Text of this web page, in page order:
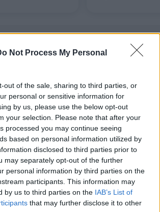
Not Process My Personal
out of the sale, sharing to third parties, or
personal or sensitive information for
by us, please use the below opt-out
your selection. Please note that after your
processed you may continue seeing
based on personal information utilized by
disclosed to third parties prior to
may separately opt-out of the further
personal information by third parties on the
participants. This information may
by us to third parties on the IAB’s List of
that may further disclose it to other